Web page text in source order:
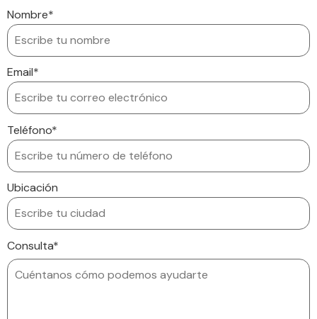
Nombre*
Email*
Teléfono*
Ubicación
Consulta*